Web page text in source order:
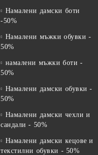
Намалени дамски боти
-50%
Намалени мъжки обувки -
50%
намалени мъжки боти -
50%
Намалени дамски обувки -
50%
Намалени дамски чехли и
сандали - 50%
Намалени дамски кецове и
текстилни обувки - 50%